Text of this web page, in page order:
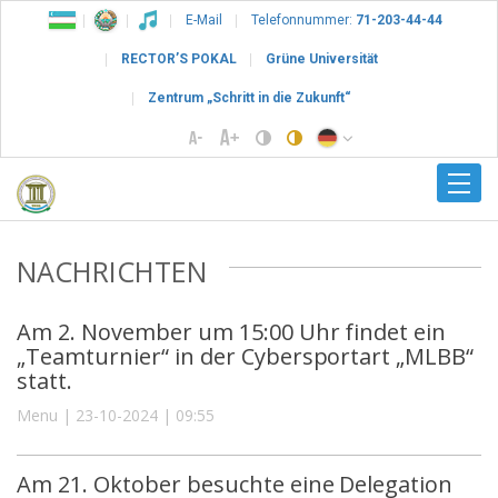
E-Mail Telefonnummer: 71-203-44-44
RECTOR’S POKAL Grüne Universität
Zentrum „Schritt in die Zukunft“
NACHRICHTEN
Am 2. November um 15:00 Uhr findet ein
„Teamturnier“ in der Cybersportart „MLBB“
statt.
Menu | 23-10-2024 | 09:55
Am 21. Oktober besuchte eine Delegation